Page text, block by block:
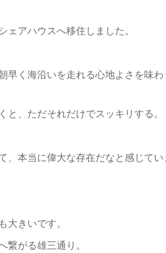
アハウスへ移住しました。
く海沿いを走れる心地よさを味
、ただそれだけでスッキリする。
、本当に偉大な存在だなと感じて
きいです。
がる雄三通り。